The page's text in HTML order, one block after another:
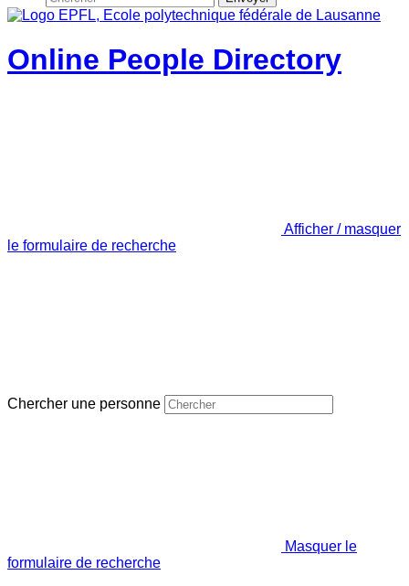
Online People Directory
Afficher / masquer
le formulaire de recherche
Chercher une personne
Masquer le
formulaire de recherche